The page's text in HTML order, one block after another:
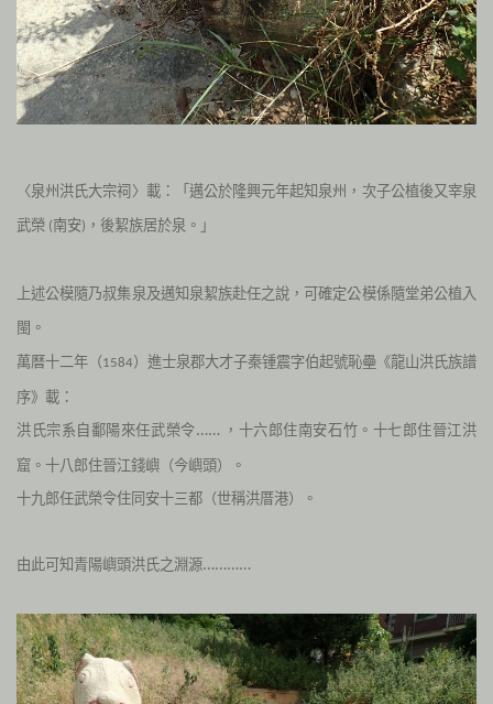
〈泉州洪氏大宗祠〉載：「邁公於隆興元年起知泉州，次子公植後又宰泉
武榮 (南安) ，後絜族居於泉。」
上述公模隨乃叔集泉及邁知泉絜族赴任之說，可確定公模係隨堂弟公植入
閩。
萬曆十二年（1584）進士泉郡大才子秦锺震字伯起號恥壘《龍山洪氏族譜
序》載：
洪氏宗系自鄱陽來任武榮令…… ，十六郎住南安石竹。十七郎住晉江洪
窟。十八郎住晉江錢嶼（今嶼頭）。
十九郎任武榮令住同安十三都（世稱洪厝港）。
由此可知青陽嶼頭洪氏之淵源…………